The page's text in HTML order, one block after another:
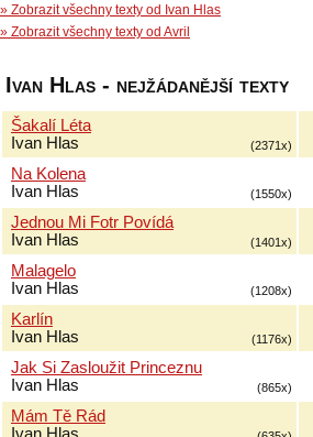
» Zobrazit všechny texty od Ivan Hlas
» Zobrazit všechny texty od Avril
Ivan Hlas - nejžádanější texty
Šakalí Léta
Ivan Hlas
(2371x)
Na Kolena
Ivan Hlas
(1550x)
Jednou Mi Fotr Povídá
Ivan Hlas
(1401x)
Malagelo
Ivan Hlas
(1208x)
Karlín
Ivan Hlas
(1176x)
Jak Si Zasloužit Princeznu
Ivan Hlas
(865x)
Mám Tě Rád